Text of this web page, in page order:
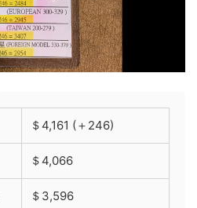
＄4,161 (＋246)
＄4,066
＄3,596